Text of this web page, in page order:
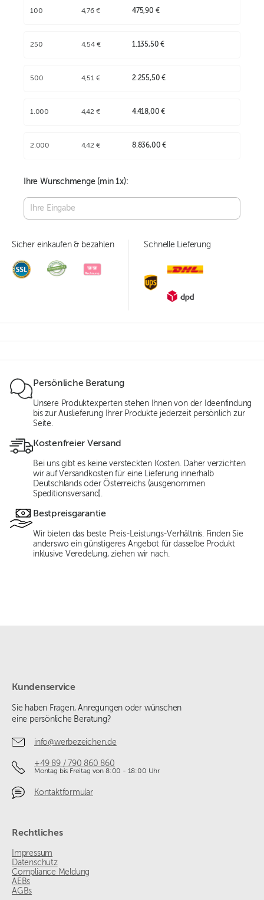
100 4,76 € 475,90 €
250 4,54 € 1.135,50 €
500 4,51 € 2.255,50 €
1.000 4,42 € 4.418,00 €
2.000 4,42 € 8.836,00 €
Ihre Wunschmenge (min1x):
Sicher einkaufen & bezahlen Schnelle Lieferung
Persönliche Beratung
Unsere Produktexperten stehen Ihnen von der Ideenfindung
bis zur Auslieferung Ihrer Produkte jederzeit persönlich zur
Seite.
Kostenfreier Versand
Bei uns gibt es keine versteckten Kosten. Daher verzichten
wir auf Versandkosten für eine Lieferung innerhalb
Deutschlands oder Österreichs (ausgenommen
Speditionsversand).
Bestpreisgarantie
Wir bieten das beste Preis-Leistungs-Verhältnis. Finden Sie
anderswo ein günstigeres Angebot für dasselbe Produkt
inklusive Veredelung, ziehen wir nach.
Kundenservice
Sie haben Fragen, Anregungen oder wünschen
eine persönliche Beratung?
info@werbezeichen.de
+49 89 / 790 860 860
Montag bis Freitag von 8:00 - 18:00 Uhr
Kontaktformular
Rechtliches
Impressum
Datenschutz
Compliance Meldung
AEBs
AGBs